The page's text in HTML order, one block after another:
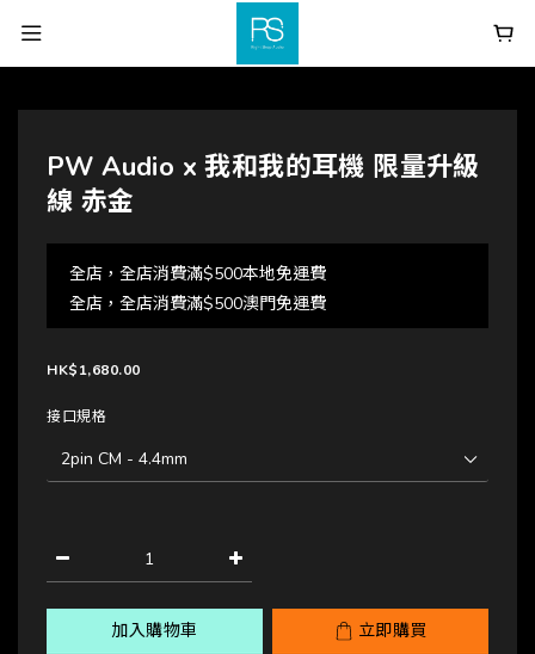
PW Audio x 我和我的耳機 限量升級
線 赤金
全店，全店消費滿$500本地免運費
全店，全店消費滿$500澳門免運費
HK$1,680.00
接口規格
加入購物車 立即購買